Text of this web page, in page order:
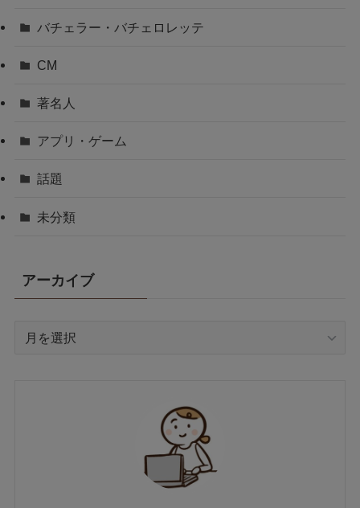
バチェラー・バチェロレッテ
CM
著名人
アプリ・ゲーム
話題
未分類
アーカイブ